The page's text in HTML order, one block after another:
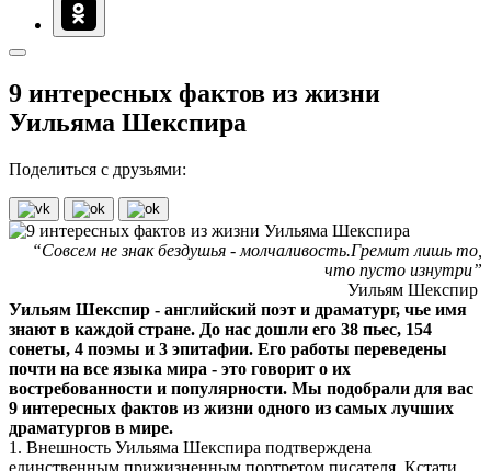
9 интересных фактов из жизни
Уильяма Шекспира
Поделиться с друзьями:
“Совсем не знак бездушья - молчаливость.Гремит лишь то,
что пусто изнутри”
Уильям Шекспир
Уильям Шекспир - английский поэт и драматург, чье имя
знают в каждой стране. До нас дошли его 38 пьес, 154
сонеты, 4 поэмы и 3 эпитафии. Его работы переведены
почти на все языка мира - это говорит о их
востребованности и популярности. Мы подобрали для вас
9 интересных фактов из жизни одного из самых лучших
драматургов в мире.
1. Внешность Уильяма Шекспира подтверждена
единственным прижизненным портретом писателя. Кстати